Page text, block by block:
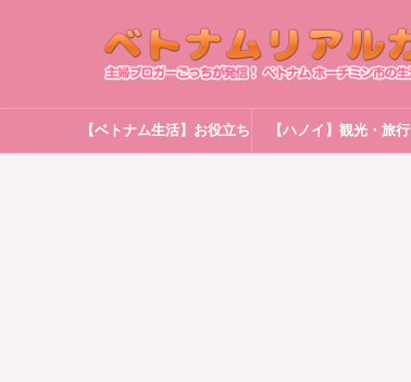
【ベトナム生活】お役立ち 【ハノイ】観光・旅行